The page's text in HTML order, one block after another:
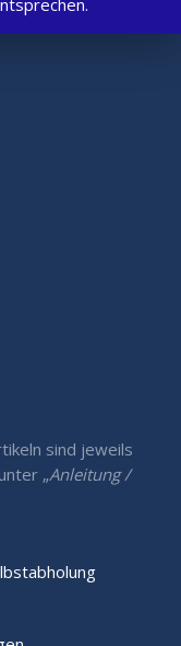
sind jeweils
„Anleitung /